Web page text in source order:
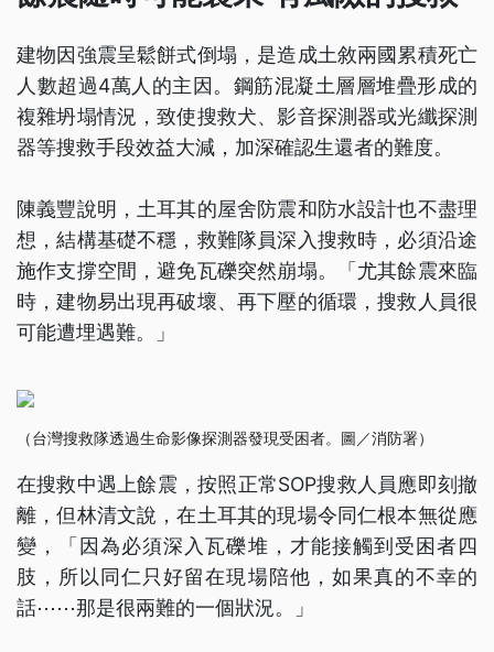
建物因強震呈鬆餅式倒塌，是造成土敘兩國累積死亡
人數超過4萬人的主因。鋼筋混凝土層層堆疊形成的
複雜坍塌情況，致使搜救犬、影音探測器或光纖探測
器等搜救手段效益大減，加深確認生還者的難度。
陳義豐說明，土耳其的屋舍防震和防水設計也不盡理
想，結構基礎不穩，救難隊員深入搜救時，必須沿途
施作支撐空間，避免瓦礫突然崩塌。「尤其餘震來臨
時，建物易出現再破壞、再下壓的循環，搜救人員很
可能遭埋遇難。」
（台灣搜救隊透過生命影像探測器發現受困者。圖／消防署）
在搜救中遇上餘震，按照正常SOP搜救人員應即刻撤
離，但林清文說，在土耳其的現場令同仁根本無從應
變，「因為必須深入瓦礫堆，才能接觸到受困者四
肢，所以同仁只好留在現場陪他，如果真的不幸的
話⋯⋯那是很兩難的一個狀況。」